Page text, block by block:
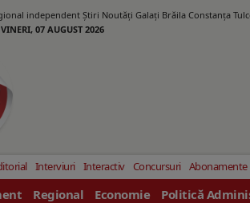
independent Știri Noutăți Galaţi Brăila Constanţa
07 AUGUST 2026
Interviuri Interactiv Concursuri Abonamente
Regional Economie Politică